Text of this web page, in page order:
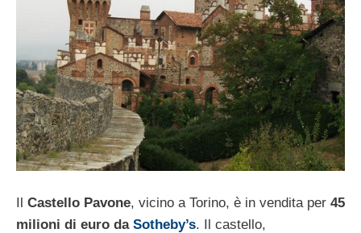
Il Castello Pavone, vicino a Torino, è in vendita per 45
milioni di euro da Sotheby’s. Il castello,